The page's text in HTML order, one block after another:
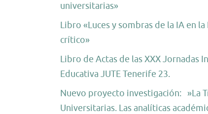
universitarias»
Libro «Luces y sombras de la IA en
crítico»
Libro de Actas de las XXX Jornadas
Educativa JUTE Tenerife 23.
Nuevo proyecto investigación: »La
Universitarias. Las analíticas